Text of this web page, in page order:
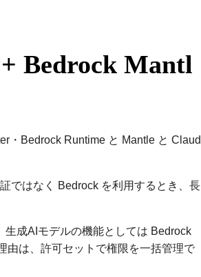
Bedrock Mantl
・Bedrock Runtime と Mantle と Claud
ではなく Bedrock を利用するとき、長
成AIモデルの機能としては Bedrock
由は、許可セットで権限を一括管理で